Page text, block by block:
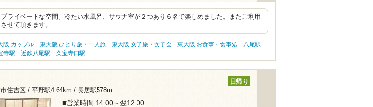
プライベートな空間、冷たい水風呂、サウナ室が２つあり６名で楽しめました。またご利用
させて頂きます。
阪 カップル 東大阪 ひとり旅・一人旅 東大阪 女子旅・女子会 東大阪 お食事・食事処
八尾駅
寺駅
近鉄八尾駅 久宝寺口駅
住吉区 / 平野駅4.64km / 長居駅578m
日帰り
■営業時間 14:00～翌12:00